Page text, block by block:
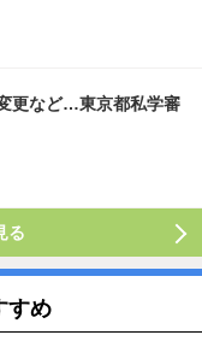
更など…東京都私学審
る
すめ